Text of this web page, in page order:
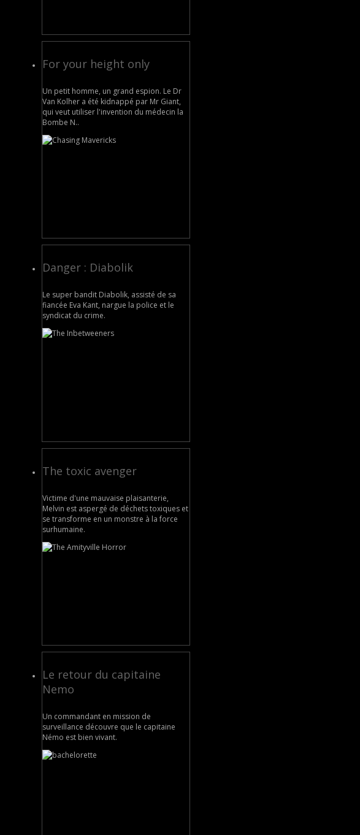
For your height only
Un petit homme, un grand espion. Le Dr
Van Kolher a été kidnappé par Mr Giant,
qui veut utiliser l'invention du médecin la
Bombe N..
Danger : Diabolik
Le super bandit Diabolik, assisté de sa
fiancée Eva Kant, nargue la police et le
syndicat du crime.
The toxic avenger
Victime d'une mauvaise plaisanterie,
Melvin est aspergé de déchets toxiques et
se transforme en un monstre à la force
surhumaine.
Le retour du capitaine
Nemo
Un commandant en mission de
surveillance découvre que le capitaine
Némo est bien vivant.